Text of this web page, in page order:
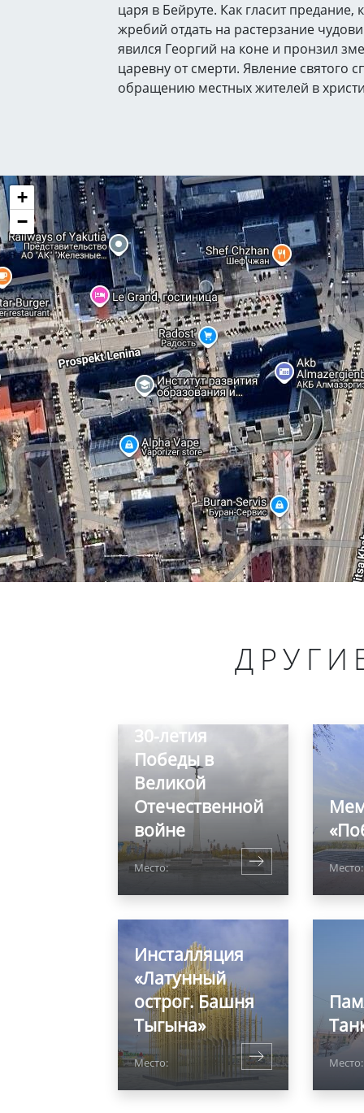
царя в Бейруте. Как гласит предание,
жребий отдать на растерзание
явился Георгий на коне и пронзил
царевну от смерти. Явление святого
обращению местных жителей в
+
−
30-летия
Победы в
Великой
Отечественной
войне
Место: Место:
Инсталляция
«Латунный
острог. Башня
Тыгына»
Место: Место: